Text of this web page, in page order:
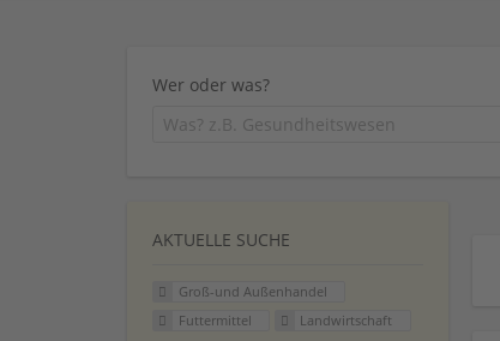
Wer oder was?
AKTUELLE SUCHE
Groß-und Außenhandel
Futtermittel
Landwirtschaft